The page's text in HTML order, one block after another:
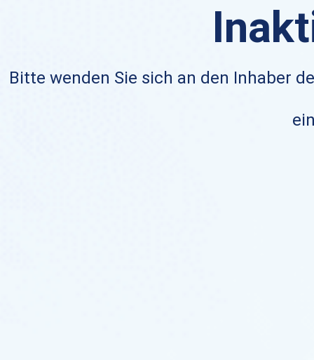
Bitte wenden Sie sich an den Inhaber